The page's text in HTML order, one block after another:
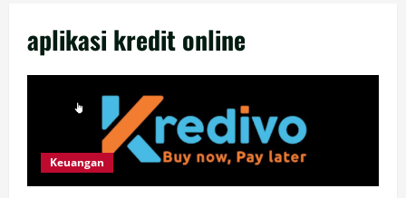
aplikasi kredit online
Keuangan